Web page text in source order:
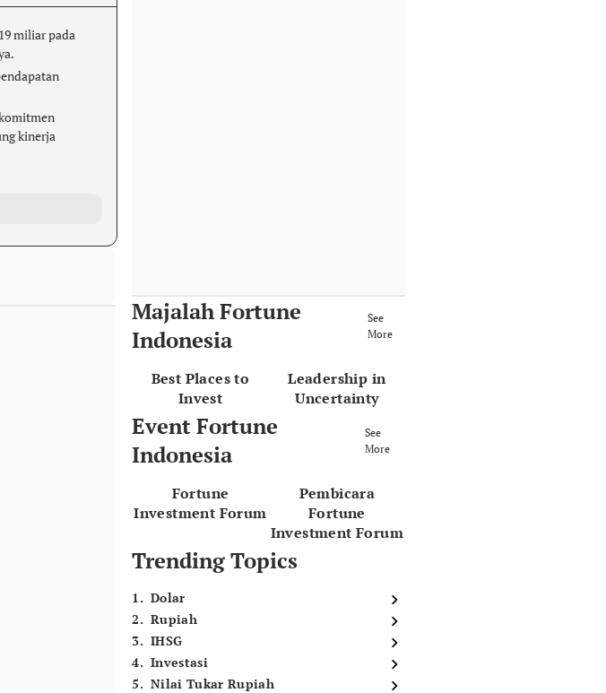
miliar pada
kinerja
Majalah Fortune
Indonesia
See
More
Best Places to
Invest
Leadership in
Uncertainty
Event Fortune
Indonesia
See
More
Fortune
Investment Forum
Pembicara
Fortune
Investment Forum
Trending Topics
1. Dolar
2. Rupiah
3. IHSG
4. Investasi
5. Nilai Tukar Rupiah